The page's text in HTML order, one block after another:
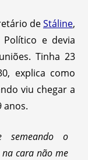
deStáline,
e devia
Tinha 23
explica como
viu chegar a
anos.
semeando o
cara não me